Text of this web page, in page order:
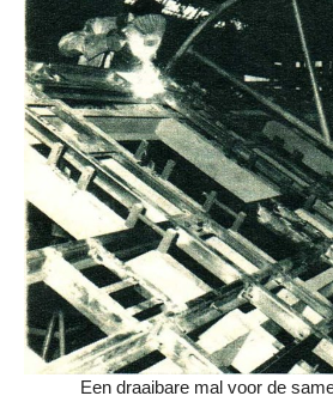
Een draaibare mal voor de